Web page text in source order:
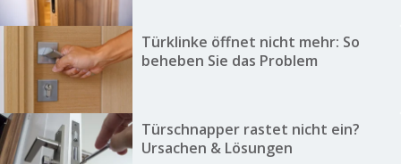
Türklinke öffnet nicht mehr: So
beheben Sie das Problem
Türschnapper rastet nicht ein?
Ursachen & Lösungen